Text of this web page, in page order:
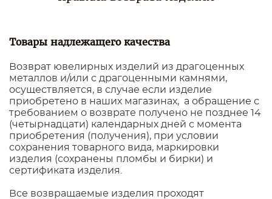
Товары надлежащего качества
Возврат ювелирных изделий из драгоценных
металлов и/или с драгоценными камнями,
осуществляется, в случае если изделие
приобретено в наших магазинах, а обращение с
требованием о возврате получено не позднее 14
(четырнадцати) календарных дней с момента
приобретения (получения), при условии
сохранения товарного вида, маркировки
изделия (сохранены пломбы и бирки) и
сертификата изделия.
Все возвращаемые изделия проходят